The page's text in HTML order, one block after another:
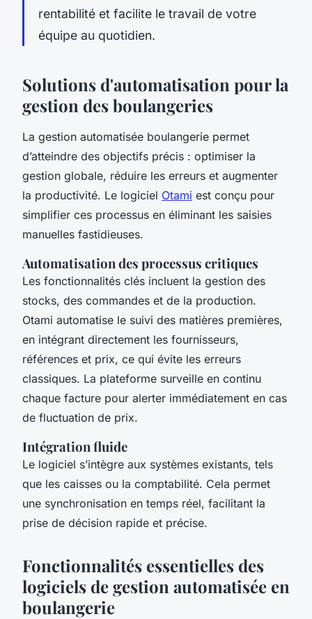
rentabilité et facilite le travail de votre
équipe au quotidien.
Solutions d'automatisation pour la
gestion des boulangeries
La gestion automatisée boulangerie permet
d’atteindre des objectifs précis : optimiser la
gestion globale, réduire les erreurs et augmenter
la productivité. Le logiciel Otami est conçu pour
simplifier ces processus en éliminant les saisies
manuelles fastidieuses.
Automatisation des processus critiques
Les fonctionnalités clés incluent la gestion des
stocks, des commandes et de la production.
Otami automatise le suivi des matières premières,
en intégrant directement les fournisseurs,
références et prix, ce qui évite les erreurs
classiques. La plateforme surveille en continu
chaque facture pour alerter immédiatement en cas
de fluctuation de prix.
Intégration fluide
Le logiciel s’intègre aux systèmes existants, tels
que les caisses ou la comptabilité. Cela permet
une synchronisation en temps réel, facilitant la
prise de décision rapide et précise.
Fonctionnalités essentielles des
logiciels de gestion automatisée en
boulangerie